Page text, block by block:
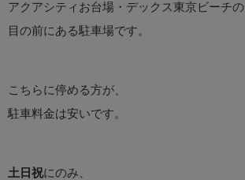
アクアシティお台場・デックス東京ビーチの
目の前にある駐車場です。
こちらに停める方が、
駐車料金は安いです。
土日祝にのみ、